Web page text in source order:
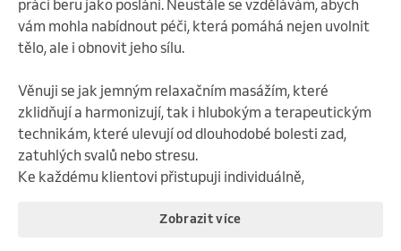
práci beru jako poslání. Neustále se vzdělávám, abych
vám mohla nabídnout péči, která pomáhá nejen uvolnit
tělo, ale i obnovit jeho sílu.
Věnuji se jak jemným relaxačním masážím, které
zklidňují a harmonizují, tak i hlubokým a terapeutickým
technikám, které ulevují od dlouhodobé bolesti zad,
zatuhlých svalů nebo stresu.
Ke každému klientovi přistupuji individuálně,
Zobrazit více